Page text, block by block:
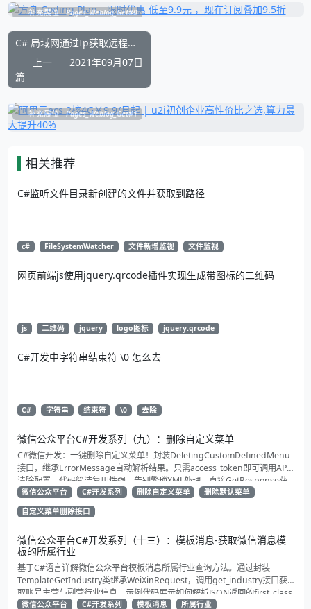
补充展位 Pages_Weblog_Get#0
C# 局域网通过Ip获取远程电脑的计算机名称和别名
上一
篇
2021年09月07日
补充展位 Pages_Weblog_Get#1
相关推荐
C#监听文件目录新创建的文件并获取到路径
c# FileSystemWatcher 文件新增监视 文件监视
网页前端js使用jquery.qrcode插件实现生成带图标的二维码
js 二维码 jquery logo图标 jquery.qrcode
C#开发中字符串结束符 \0 怎么去
C# 字符串 结束符 \0 去除
微信公众平台C#开发系列（九）：删除自定义菜单
C#微信开发：一键删除自定义菜单！封装DeletingCustomDefinedMenu
接口，继承ErrorMessage自动解析结果。只需access_token即可调用API
清除配置。代码简洁复用性强，告别繁琐XML处理，直接GetResponse获
取状态。适合动态管理公众号的开发者，建议收藏备用！
微信公众平台 C#开发系列 删除自定义菜单
删除默认菜单
自定义菜单删除接口
微信公众平台C#开发系列（十三）：模板消息-获取微信消息模
板的所属行业
基于C#语言详解微信公众平台模板消息所属行业查询方法。通过封装
TemplateGetIndustry类继承WeiXinRequest，调用get_industry接口获
取账号主营与副营行业信息。示例代码展示如何解析JSON返回的first_class
与second_class数据，为开发者提供合规通知场景开发支持
微信公众平台 C#开发系列 模板消息 所属行业